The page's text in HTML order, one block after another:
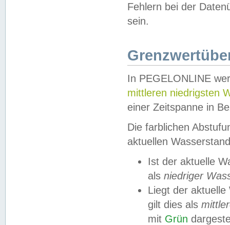
Fehlern bei der
sein.
In PEGELONLINE
mittleren niedrigsten
einer Zeitspanne in
Die farblichen
aktuellen
Ist der aktuelle
als niedriger
Liegt der
gilt dies als
mit Grün